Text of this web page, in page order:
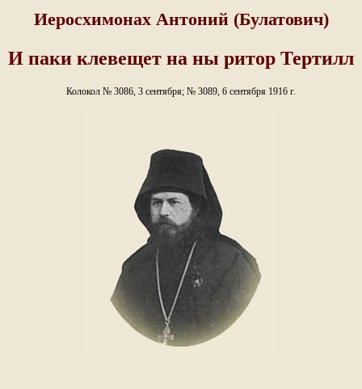
Иеросхимонах Антоний (Булатович)
И паки клевещет на ны ритор Тертилл
Колокол № 3086, 3 сентября; № 3089, 6 сентября 1916 г.